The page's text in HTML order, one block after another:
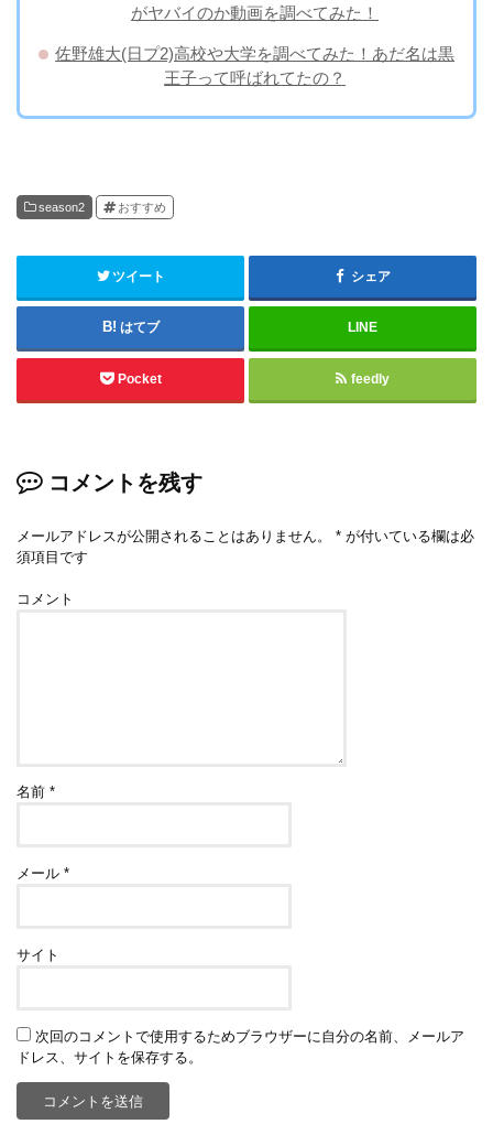
がヤバイのか動画を調べてみた！
佐野雄大(日プ2)高校や大学を調べてみた！あだ名は黒
王子って呼ばれてたの？
season2 おすすめ
ツイート シェア
はてブ LINE
Pocket feedly
コメントを残す
メールアドレスが公開されることはありません。 * が付いている欄は必
須項目です
コメント
名前*
メール*
サイト
次回のコメントで使用するためブラウザーに自分の名前、メールア
ドレス、サイトを保存する。